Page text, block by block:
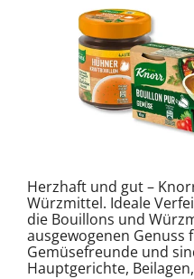
Herzhaft und gut –
Würzmittel. Ideale
die Bouillons und
ausgewogenen Genuss
Gemüsefreunde und
Hauptgerichte,